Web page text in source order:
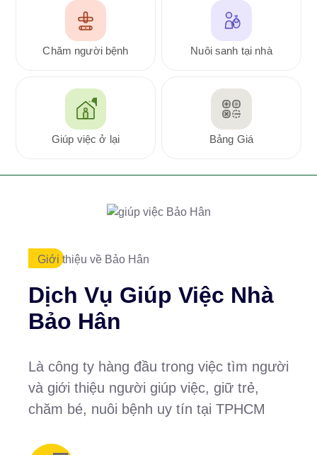
Chăm người bệnh Nuôi sanh tại nhà
Giúp việc ở lại Bảng Giá
Giới thiệu về Bảo Hân
Dịch Vụ Giúp Việc Nhà
Bảo Hân
Là công ty hàng đầu trong việc tìm người
và giới thiệu người giúp việc, giữ trẻ,
chăm bé, nuôi bệnh uy tín tại TPHCM